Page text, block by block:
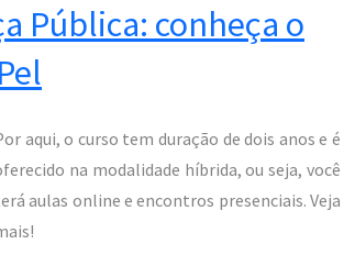
Pública: conheça o
aqui, o curso tem duração de dois anos e é
na modalidade híbrida, ou seja, você
aulas online e encontros presenciais. Veja